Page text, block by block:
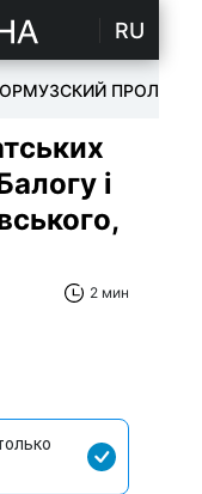
RU
ОРМУЗСКИЙ ПРОЛИВ
і
2 мин